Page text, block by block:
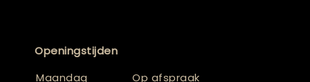
Openingstijden
Maandag
Op afspraak